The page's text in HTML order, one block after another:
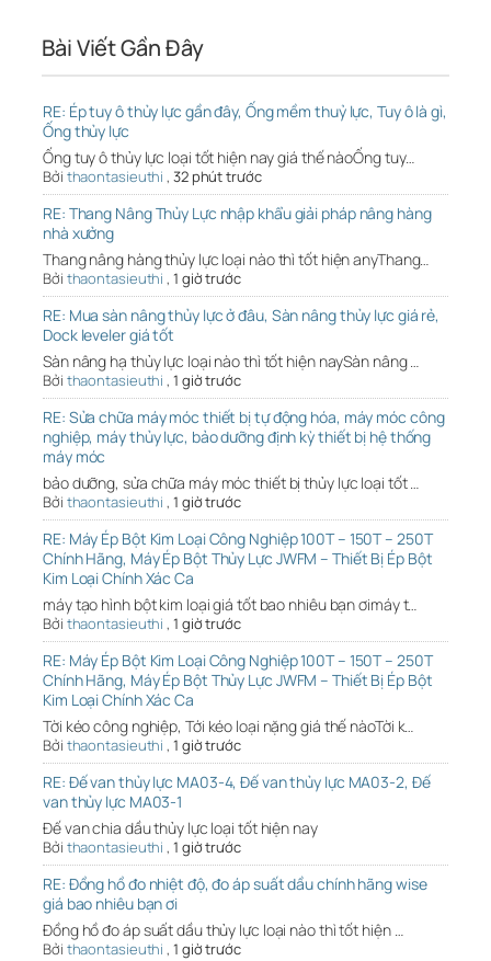
Bài Viết Gần Đây
RE: Ép tuy ô thủy lực gần đây, Ống mềm thuỷ lực, Tuy ô là gì,
Ống thủy lực
Ống tuy ô thủy lực loại tốt hiện nay giá thế nàoỐng tuy…
Bởi thaontasieuthi , 32 phút trước
RE: Thang Nâng Thủy Lực nhập khẩu giải pháp nâng hàng
nhà xưởng
Thang nâng hàng thủy lực loại nào thì tốt hiện anyThang…
Bởi thaontasieuthi , 1 giờ trước
RE: Mua sàn nâng thủy lực ở đâu, Sàn nâng thủy lực giá rẻ,
Dock leveler giá tốt
Sàn nâng hạ thủy lực loại nào thì tốt hiện naySàn nâng …
Bởi thaontasieuthi , 1 giờ trước
RE: Sửa chữa máy móc thiết bị tự động hóa, máy móc công
nghiệp, máy thủy lực, bảo dưỡng định kỳ thiết bị hệ thống
máy móc
bảo dưỡng, sửa chữa máy móc thiết bị thủy lực loại tốt …
Bởi thaontasieuthi , 1 giờ trước
RE: Máy Ép Bột Kim Loại Công Nghiệp 100T – 150T – 250T
Chính Hãng, Máy Ép Bột Thủy Lực JWFM – Thiết Bị Ép Bột
Kim Loại Chính Xác Ca
máy tạo hình bột kim loại giá tốt bao nhiêu bạn ơimáy t…
Bởi thaontasieuthi , 1 giờ trước
RE: Máy Ép Bột Kim Loại Công Nghiệp 100T – 150T – 250T
Chính Hãng, Máy Ép Bột Thủy Lực JWFM – Thiết Bị Ép Bột
Kim Loại Chính Xác Ca
Tời kéo công nghiệp, Tới kéo loại nặng giá thế nàoTời k…
Bởi thaontasieuthi , 1 giờ trước
RE: Đế van thủy lực MA03-4, Đế van thủy lực MA03-2, Đế
van thủy lực MA03-1
Đế van chia dầu thủy lực loại tốt hiện nay
Bởi thaontasieuthi , 1 giờ trước
RE: Đồng hồ đo nhiệt độ, đo áp suất dầu chính hãng wise
giá bao nhiêu bạn ơi
Đồng hồ đo áp suất dầu thủy lực loại nào thì tốt hiện …
Bởi thaontasieuthi , 1 giờ trước